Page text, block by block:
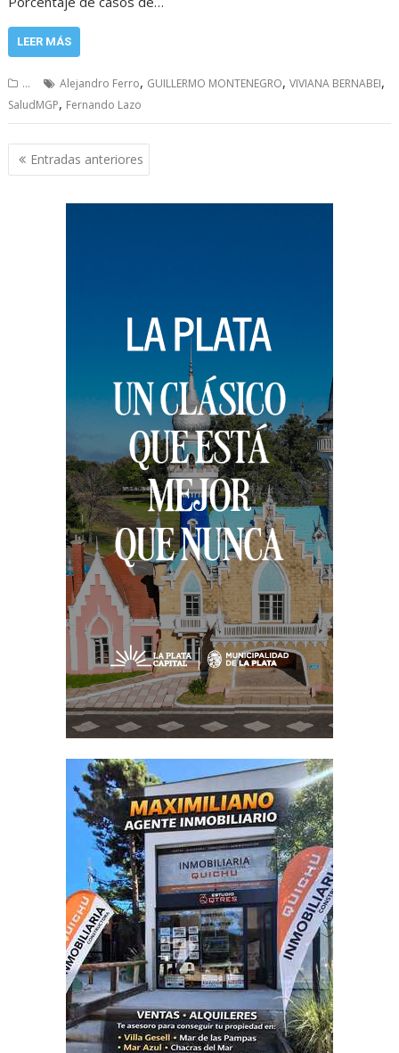
LEER MÁS
... Alejandro Ferro, GUILLERMO MONTENEGRO,VIVIANA BERNABEI,
SaludMGP, Fernando Lazo
Navegación
de
entradas
Entradas anteriores